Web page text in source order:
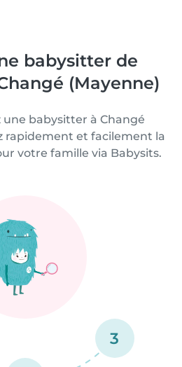
babysitter de
(Mayenne)
une babysitter à Changé
rapidement et facilement la
votre famille via Babysits.
3